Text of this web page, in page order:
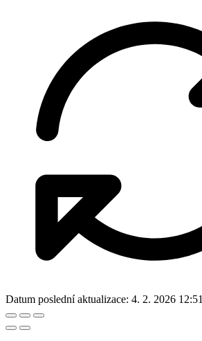
Datum poslední aktualizace: 4. 2. 2026 12:51